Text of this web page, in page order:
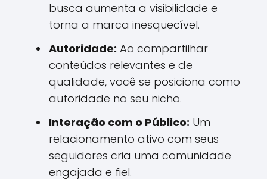
busca aumenta a visibilidade e
torna a marca inesquecível.
Autoridade: Ao compartilhar
conteúdos relevantes e de
qualidade, você se posiciona como
autoridade no seu nicho.
Interação com o Público: Um
relacionamento ativo com seus
seguidores cria uma comunidade
engajada e fiel.